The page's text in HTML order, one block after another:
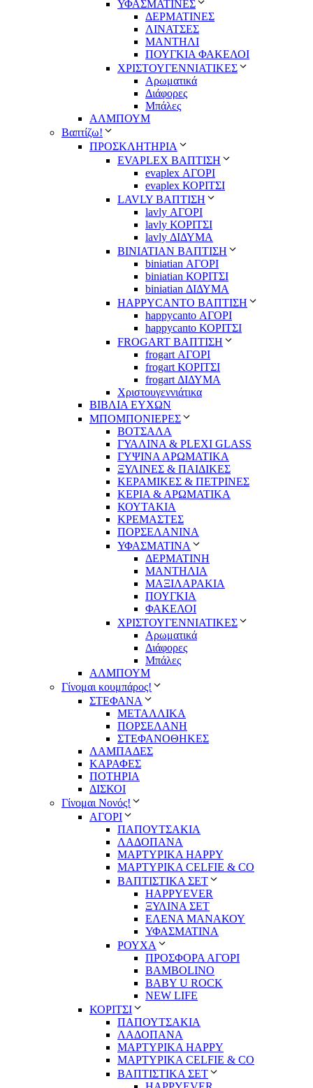
ΥΦΑΣΜΑΤΙΝΕΣ
ΔΕΡΜΑΤΙΝΕΣ
ΛΙΝΑΤΣΕΣ
ΜΑΝΤΗΛΙ
ΠΟΥΓΚΙΑ ΦΑΚΕΛΟΙ
ΧΡΙΣΤΟΥΓΕΝΝΙΑΤΙΚΕΣ
Αρωματικά
Διάφορες
Μπάλες
ΑΛΜΠΟΥΜ
Βαπτίζω!
ΠΡΟΣΚΛΗΤΗΡΙΑ
EVAPLEX ΒΑΠΤΙΣΗ
evaplex ΑΓΟΡΙ
evaplex ΚΟΡΙΤΣΙ
LAVLY ΒΑΠΤΙΣΗ
lavly ΑΓΟΡΙ
lavly ΚΟΡΙΤΣΙ
lavly ΔΙΔΥΜΑ
ΒΙΝΙΑΤΙΑΝ ΒΑΠΤΙΣΗ
biniatian ΑΓΟΡΙ
biniatian ΚΟΡΙΤΣΙ
biniatian ΔΙΔΥΜΑ
HAPPYCANTO ΒΑΠΤΙΣΗ
happycanto ΑΓΟΡΙ
happycanto ΚΟΡΙΤΣΙ
FROGART ΒΑΠΤΙΣΗ
frogart ΑΓΟΡΙ
frogart ΚΟΡΙΤΣΙ
frogart ΔΙΔΥΜΑ
Χριστουγεννιάτικα
ΒΙΒΛΙΑ ΕΥΧΩΝ
ΜΠΟΜΠΟΝΙΕΡΕΣ
ΒΟΤΣΑΛΑ
ΓΥΑΛΙΝΑ & PLEXI GLASS
ΓΥΨΙΝΑ ΑΡΩΜΑΤΙΚΑ
ΞΥΛΙΝΕΣ & ΠΑΙΔΙΚΕΣ
ΚΕΡΑΜΙΚΕΣ & ΠΕΤΡΙΝΕΣ
ΚΕΡΙΑ & ΑΡΩΜΑΤΙΚΑ
ΚΟΥΤΑΚΙΑ
ΚΡΕΜΑΣΤΕΣ
ΠΟΡΣΕΛΑΝΙΝΑ
ΥΦΑΣΜΑΤΙΝA
ΔΕΡΜΑΤΙΝΗ
ΜΑΝΤΗΛΙΑ
ΜΑΞΙΛΑΡΑΚΙΑ
ΠΟΥΓΚΙΑ
ΦΑΚΕΛΟΙ
ΧΡΙΣΤΟΥΓΕΝΝΙΑΤΙΚΕΣ
Αρωματικά
Διάφορες
Μπάλες
ΑΛΜΠΟΥΜ
Γίνομαι κουμπάρος!
ΣΤΕΦΑΝΑ
ΜΕΤΑΛΛΙΚΑ
ΠΟΡΣΕΛΑΝΗ
ΣΤΕΦΑΝΟΘΗΚΕΣ
ΛΑΜΠΑΔΕΣ
ΚΑΡΑΦΕΣ
ΠΟΤΗΡΙΑ
ΔΙΣΚΟΙ
Γίνομαι Νονός!
ΑΓΟΡΙ
ΠΑΠΟΥΤΣΑΚΙΑ
ΛΑΔΟΠΑΝΑ
ΜΑΡΤΥΡΙΚΑ HAPPY
ΜΑΡΤΥΡΙΚΑ CELFIE & CO
ΒΑΠΤΙΣΤΙΚΑ ΣΕΤ
HAPPYEVER
ΞΥΛΙΝΑ ΣΕΤ
ΕΛΕΝΑ ΜΑΝΑΚΟΥ
ΥΦΑΣΜΑΤΙΝΑ
ΡΟΥΧΑ
ΠΡΟΣΦΟΡΑ ΑΓΟΡΙ
BAMBOLINO
BABY U ROCK
NEW LIFE
ΚΟΡΙΤΣΙ
ΠΑΠΟΥΤΣΑΚΙΑ
ΛΑΔΟΠΑΝΑ
ΜΑΡΤΥΡΙΚΑ HAPPY
ΜΑΡΤΥΡΙΚΑ CELFIE & CO
ΒΑΠΤΙΣΤΙΚΑ ΣΕΤ